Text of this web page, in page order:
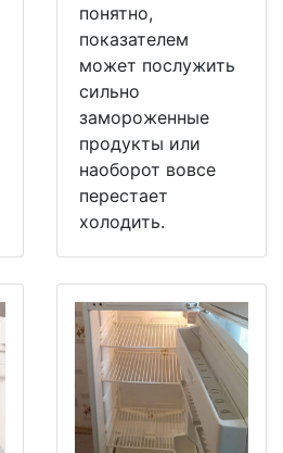
понятно,
показателем
может послужить
сильно
замороженные
продукты или
наоборот вовсе
перестает
холодить.